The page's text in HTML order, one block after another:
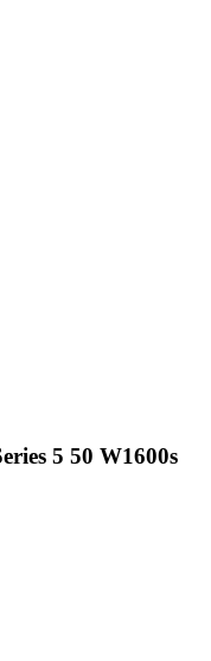
5 50 W1600s